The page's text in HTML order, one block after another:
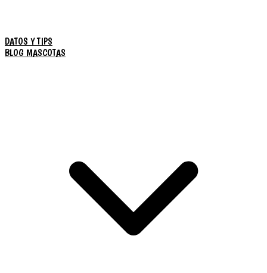
DATOS Y TIPS
BLOG MASCOTAS